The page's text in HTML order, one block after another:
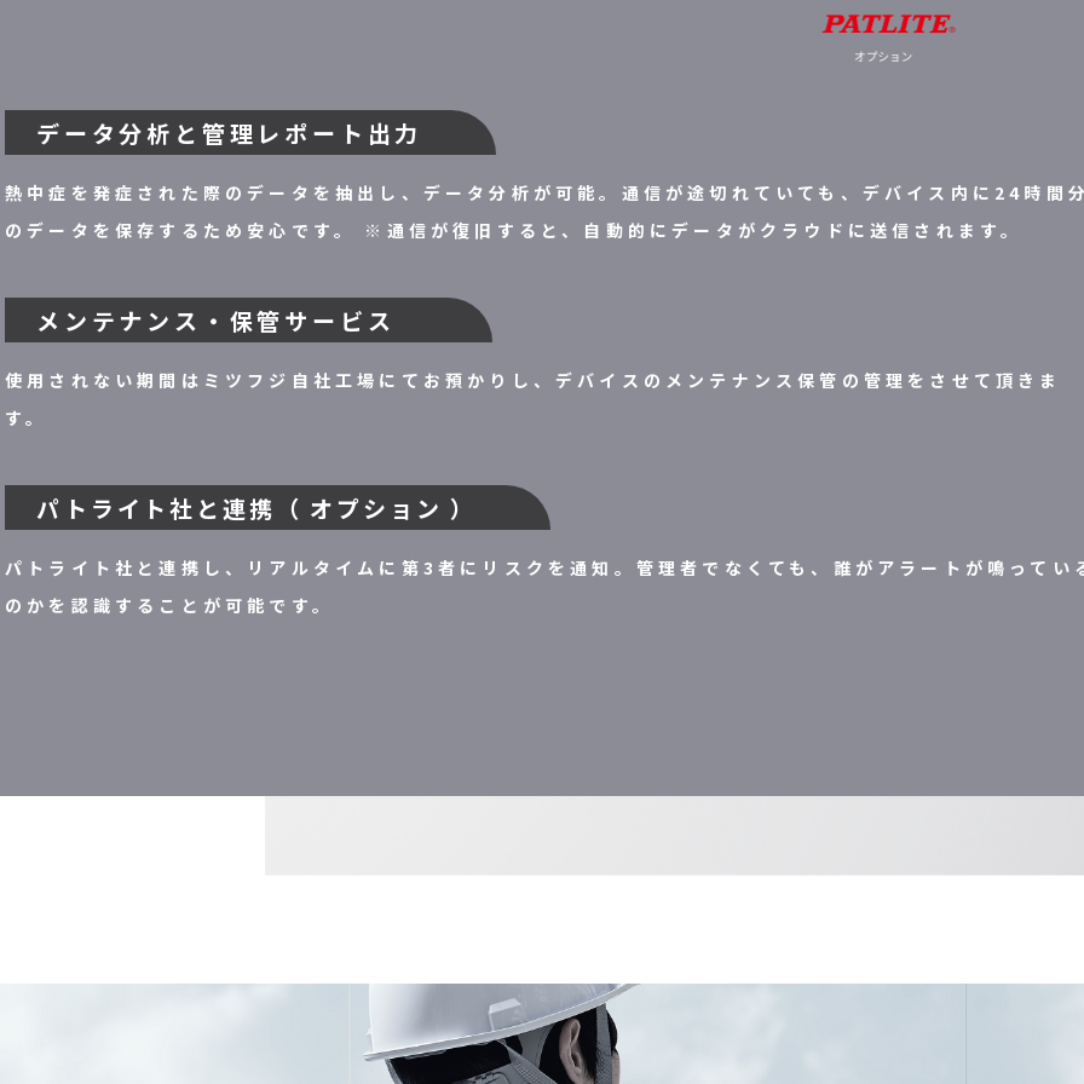
データ分析と管理レポート出力
熱中症を発症された際のデータを抽出し、データ分析が可能。通信が途切れていても、デバイス内に24時間
のデータを保存するため安心です。 ※通信が復旧すると、自動的にデータがクラウドに送信されます。
メンテナンス・保管サービス
使用されない期間はミツフジ自社工場にてお預かりし、デバイスのメンテナンス保管の管理をさせて頂きま
す。
パトライト社と連携（ オプション ）
パトライト社と連携し、リアルタイムに第3者にリスクを通知。管理者でなくても、誰がアラートが鳴ってい
のかを認識することが可能です。